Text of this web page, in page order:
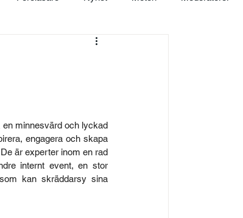
minnesvärd och lyckad
engagera och skapa
är experter inom en rad
internt event, en stor
kan skräddarsy sina